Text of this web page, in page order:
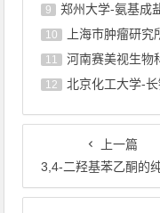
9 郑州大学-氨基成
10 上海巿肿瘤研究
11 河南赛美视生物科技
12 北京化工大学-
上一篇
3,4-二羟基苯乙酮的纯化：从重结晶到柱层